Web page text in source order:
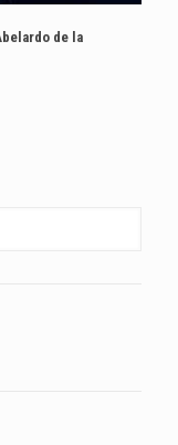
de la